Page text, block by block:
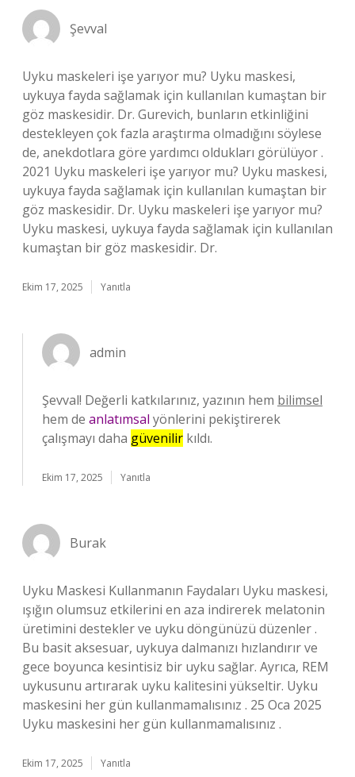
Şevval
Uyku maskeleri işe yarıyor mu? Uyku maskesi,
uykuya fayda sağlamak için kullanılan kumaştan bir
göz maskesidir. Dr. Gurevich, bunların etkinliğini
destekleyen çok fazla araştırma olmadığını söylese
de, anekdotlara göre yardımcı oldukları görülüyor .
2021 Uyku maskeleri işe yarıyor mu? Uyku maskesi,
uykuya fayda sağlamak için kullanılan kumaştan bir
göz maskesidir. Dr. Uyku maskeleri işe yarıyor mu?
Uyku maskesi, uykuya fayda sağlamak için kullanılan
kumaştan bir göz maskesidir. Dr.
Ekim 17, 2025 Yanıtla
admin
Şevval! Değerli katkılarınız, yazının hem bilimsel
hem de anlatımsal yönlerini pekiştirerek
çalışmayı daha güvenilir kıldı.
Ekim 17, 2025 Yanıtla
Burak
Uyku Maskesi Kullanmanın Faydaları Uyku maskesi,
ışığın olumsuz etkilerini en aza indirerek melatonin
üretimini destekler ve uyku döngünüzü düzenler .
Bu basit aksesuar, uykuya dalmanızı hızlandırır ve
gece boyunca kesintisiz bir uyku sağlar. Ayrıca, REM
uykusunu artırarak uyku kalitesini yükseltir. Uyku
maskesini her gün kullanmamalısınız . 25 Oca 2025
Uyku maskesini her gün kullanmamalısınız .
Ekim 17, 2025 Yanıtla